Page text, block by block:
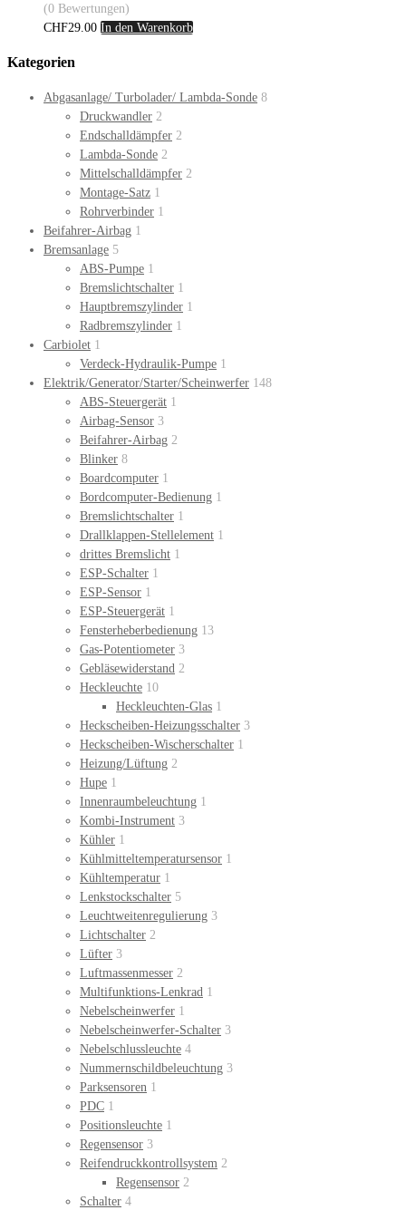
(0 Bewertungen)
CHF29.00 In den Warenkorb
Kategorien
Abgasanlage/ Turbolader/ Lambda-Sonde 8
Druckwandler 2
Endschalldämpfer 2
Lambda-Sonde 2
Mittelschalldämpfer 2
Montage-Satz 1
Rohrverbinder 1
Beifahrer-Airbag 1
Bremsanlage 5
ABS-Pumpe 1
Bremslichtschalter 1
Hauptbremszylinder 1
Radbremszylinder 1
Carbiolet 1
Verdeck-Hydraulik-Pumpe 1
Elektrik/Generator/Starter/Scheinwerfer 148
ABS-Steuergerät 1
Airbag-Sensor 3
Beifahrer-Airbag 2
Blinker 8
Boardcomputer 1
Bordcomputer-Bedienung 1
Bremslichtschalter 1
Drallklappen-Stellelement 1
drittes Bremslicht 1
ESP-Schalter 1
ESP-Sensor 1
ESP-Steuergerät 1
Fensterheberbedienung 13
Gas-Potentiometer 3
Gebläsewiderstand 2
Heckleuchte 10
Heckleuchten-Glas 1
Heckscheiben-Heizungsschalter 3
Heckscheiben-Wischerschalter 1
Heizung/Lüftung 2
Hupe 1
Innenraumbeleuchtung 1
Kombi-Instrument 3
Kühler 1
Kühlmitteltemperatursensor 1
Kühltemperatur 1
Lenkstockschalter 5
Leuchtweitenregulierung 3
Lichtschalter 2
Lüfter 3
Luftmassenmesser 2
Multifunktions-Lenkrad 1
Nebelscheinwerfer 1
Nebelscheinwerfer-Schalter 3
Nebelschlussleuchte 4
Nummernschildbeleuchtung 3
Parksensoren 1
PDC 1
Positionsleuchte 1
Regensensor 3
Reifendruckkontrollsystem 2
Regensensor 2
Schalter 4